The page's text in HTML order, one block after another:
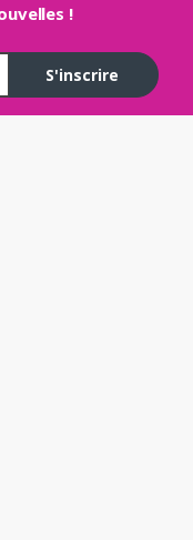
!
S'inscrire